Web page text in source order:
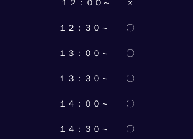
１２：００～　　×
１２：３０～　　〇
１３：００～　　〇
１３：３０～　　〇
１４：００～　　〇
１４：３０～　　〇